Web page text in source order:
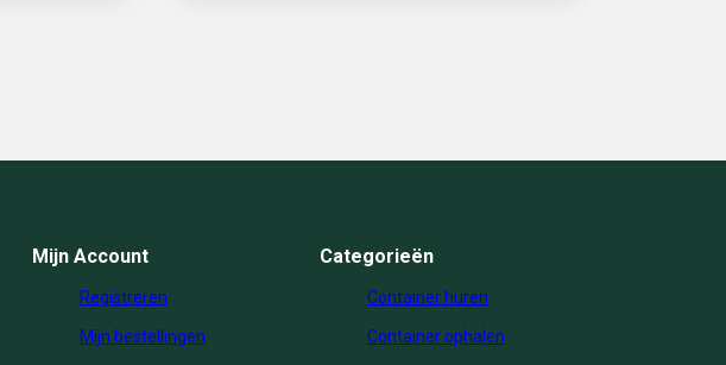
Mijn Account
Registreren
Mijn bestellingen
Categorieën
Container huren
Container ophalen